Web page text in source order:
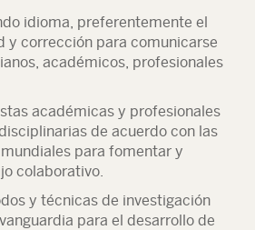
idioma, preferentemente el
y corrección para comunicarse
académicos, profesionales
académicas y profesionales
de acuerdo con las
para fomentar y
colaborativo.
y técnicas de investigación
para el desarrollo de